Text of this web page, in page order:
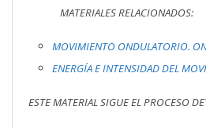
MATERIALES RELACIONADOS:
MOVIMIENTO ONDULATORIO.
ENERGÍA E INTENSIDAD DEL
ESTE MATERIAL SIGUE EL PROCESO